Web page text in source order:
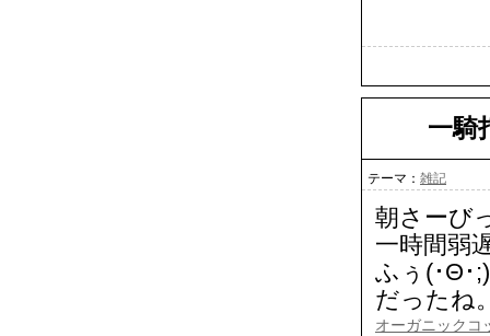
一騎
テーマ： 雑記
朝さーび
一時間弱
ふぅ(･Θ･
だったね
オーガニックコ